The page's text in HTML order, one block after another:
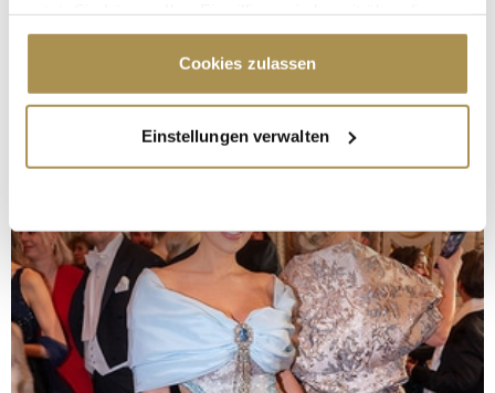
Cookie-Erklärung oder durch Klicken auf das Privacy
Trigger Symbol ändern oder widerrufen
Informationen über Ihre geografische Lage
erfassen, welche bis auf einige Meter genau sein
bestimmten Merkmalen (Fingerprinting) identifizieren
Erfahren Sie mehr darüber, wie Ihre persönlichen Daten
verarbeitet werden, und legen Sie Ihre Präferenzen im
Abschnitt Einzelheiten
fest.
Wir verwenden Cookies, um Inhalte und Anzeigen zu
Cookies zulassen
Einstellungen verwalten